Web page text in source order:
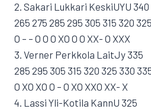
2. Sakari Lukkari KeskiUYU 340
265 275 285 295 305 315 320
O – – O O O XO O O XX- O XXX
3. Verner Perkkola LaitJy 335
285 295 305 315 320 325 330
O XO XO O – O XO XXO XX- X
4. Lassi Yli-Kotila KannU 325